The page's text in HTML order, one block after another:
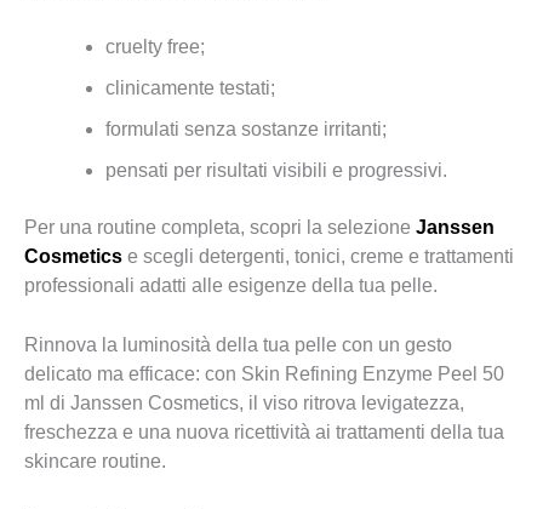
cruelty free;
clinicamente testati;
formulati senza sostanze irritanti;
pensati per risultati visibili e progressivi.
Per una routine completa, scopri la selezione Janssen
Cosmetics e scegli detergenti, tonici, creme e trattamenti
professionali adatti alle esigenze della tua pelle.
Rinnova la luminosità della tua pelle con un gesto
delicato ma efficace: con Skin Refining Enzyme Peel 50
ml di Janssen Cosmetics, il viso ritrova levigatezza,
freschezza e una nuova ricettività ai trattamenti della tua
skincare routine.